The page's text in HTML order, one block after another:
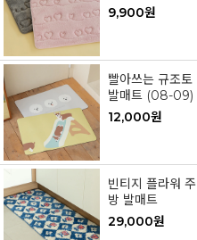
9,900원
빨아쓰는 규조토
발매트 (08-09)
12,000원
빈티지 플라워 주
방 발매트
29,000원